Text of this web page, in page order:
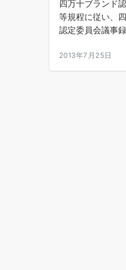
四万十ブランド
等規程に従い、
認定委員会議事
2013年7月25日